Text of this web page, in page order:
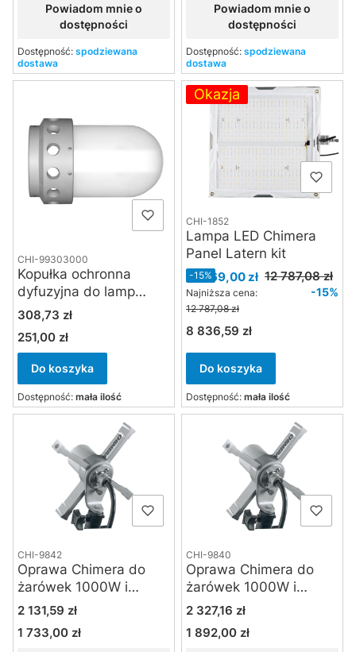
Powiadom mnie o
dostępności
Dostępność: spodziewana
dostawa
Powiadom mnie o
dostępności
Dostępność: spodziewana
dostawa
CHI-99303000
Kopułka ochronna
dyfuzyjna do lamp
Chimera Triolet
Cena
308,73 zł
Cena
251,00 zł
Do koszyka
Dostępność: mała ilość
Okazja
CHI-1852
Lampa LED Chimera
Panel Latern kit
Cena promocyjna
10 869,00 zł 12 787,08 zł
-15%
Najniższa cena:
12 787,08 zł
-15%
Cena
8 836,59 zł
Do koszyka
Dostępność: mała ilość
CHI-9842
Oprawa Chimera do
żarówek 1000W i
softboksów Daylite
Junior
Cena
2 131,59 zł
Cena
1 733,00 zł
CHI-9840
Oprawa Chimera do
żarówek 1000W i
softboksów VideoPro,
Latern, Pancake
Cena
2 327,16 zł
Cena
1 892,00 zł